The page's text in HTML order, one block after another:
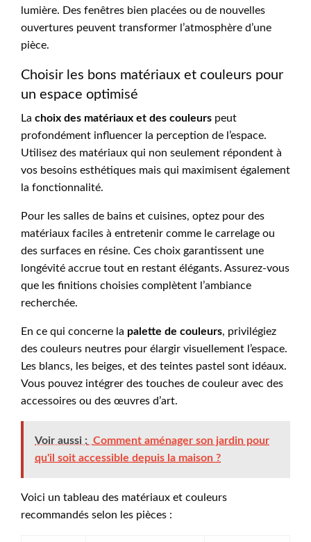
lumière. Des fenêtres bien placées ou de nouvelles
ouvertures peuvent transformer l’atmosphère d’une
pièce.
Choisir les bons matériaux et couleurs pour
un espace optimisé
La choix des matériaux et des couleurs peut
profondément influencer la perception de l’espace.
Utilisez des matériaux qui non seulement répondent à
vos besoins esthétiques mais qui maximisent également
la fonctionnalité.
Pour les salles de bains et cuisines, optez pour des
matériaux faciles à entretenir comme le carrelage ou
des surfaces en résine. Ces choix garantissent une
longévité accrue tout en restant élégants. Assurez-vous
que les finitions choisies complètent l’ambiance
recherchée.
En ce qui concerne la palette de couleurs, privilégiez
des couleurs neutres pour élargir visuellement l’espace.
Les blancs, les beiges, et des teintes pastel sont idéaux.
Vous pouvez intégrer des touches de couleur avec des
accessoires ou des œuvres d’art.
Voir aussi : Comment aménager son jardin pour
qu'il soit accessible depuis la maison ?
Voici un tableau des matériaux et couleurs
recommandés selon les pièces :